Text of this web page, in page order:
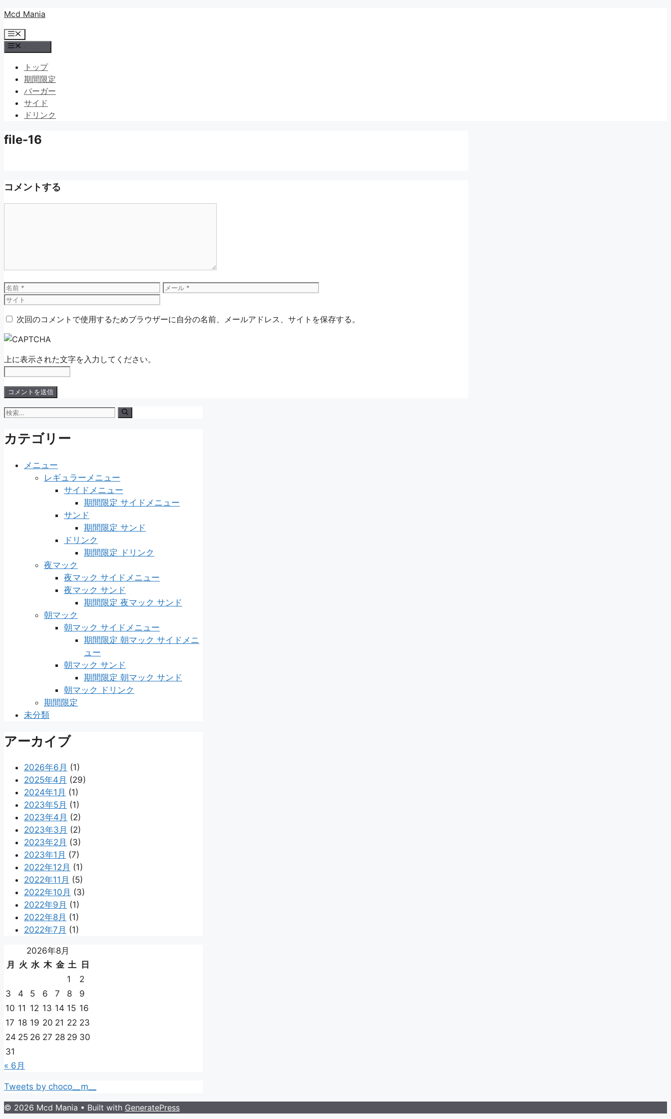
コ
テ
ン
Mcd Mania
メ
ニ
ュ
トップ
期間限定
バーガー
サイド
ドリンク
file-16
コメントする
名
前
メ
次回のコメントで使用するためブラウザーに自分の名前、メールアドレス、サイトを保存する。
上に表示された文字を入力してください。
検
カテゴリー
メニュー
レギュラーメニュー
サイドメニュー
期間限定 サイドメニュー
サンド
期間限定 サンド
ドリンク
期間限定 ドリンク
夜マック
夜マック サイドメニュー
夜マック サンド
期間限定 夜マック サンド
朝マック
朝マック サイドメニュー
期間限定 朝マック サイドメニ
ュー
朝マック サンド
期間限定 朝マック サンド
朝マック ドリンク
期間限定
未分類
アーカイブ
2026年6月 (1)
2025年4月 (29)
2024年1月 (1)
2023年5月 (1)
2023年4月 (2)
2023年3月 (2)
2023年2月 (3)
2023年1月 (7)
2022年12月 (1)
2022年11月 (5)
2022年10月 (3)
2022年9月 (1)
2022年8月 (1)
2022年7月 (1)
2026年8月
月 火 水 木 金 土 日
1
2
3
4 5 6 7 8
9
10 11 12 13 14 15 16
17 18 19 20 21 22 23
24 25 26 27 28 29 30
31
« 6月
Tweets by choco__m__
© 2026 Mcd Mania • Built with GeneratePress